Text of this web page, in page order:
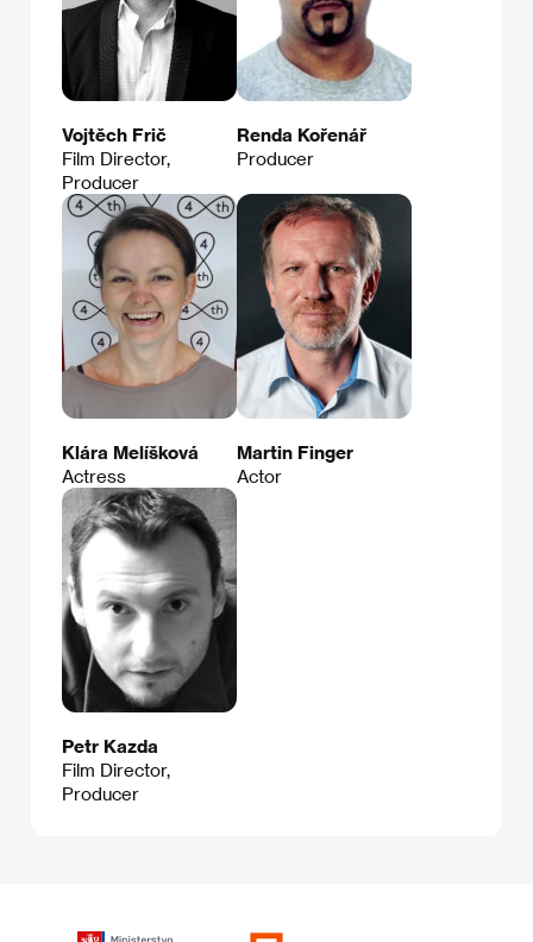
Vojtěch Frič
Film Director,
Producer
Renda Kořenář
Producer
Klára Melíšková
Actress
Martin Finger
Actor
Petr Kazda
Film Director,
Producer